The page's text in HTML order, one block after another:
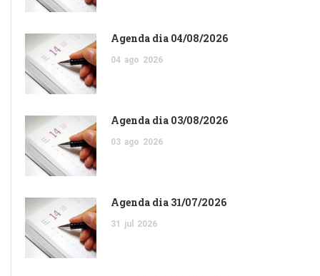
Agenda dia 04/08/2026
04 ago 2026
Agenda dia 03/08/2026
03 ago 2026
Agenda dia 31/07/2026
31 jul 2026